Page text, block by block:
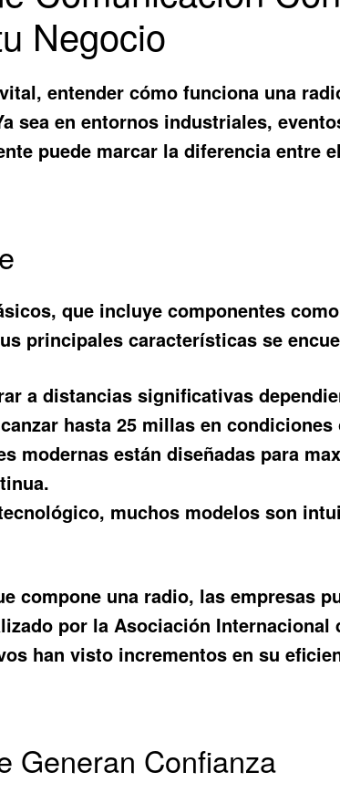
Negocio
entender cómo funciona una
sea en entornos industriales,
puede marcar la diferencia entre
, que incluye componentes
principales características se
a distancias significativas
hasta 25 millas en
modernas están diseñadas para
muchos modelos son
compone una radio, las empresas
por la Asociación Internacional
han visto incrementos en su
Generan Confianza